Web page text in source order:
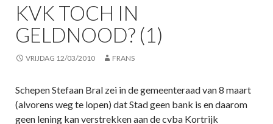
KVK TOCH IN
GELDNOOD? (1)
VRIJDAG 12/03/2010 FRANS
Schepen Stefaan Bral zei in de gemeenteraad van 8 maart
(alvorens weg te lopen) dat Stad geen bank is en daarom
geen lening kan verstrekken aan de cvba Kortrijk